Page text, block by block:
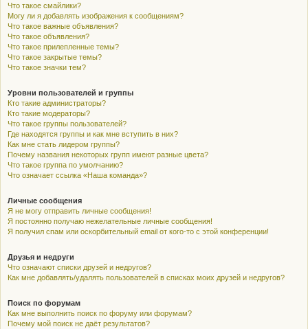
Что такое смайлики?
Могу ли я добавлять изображения к сообщениям?
Что такое важные объявления?
Что такое объявления?
Что такое прилепленные темы?
Что такое закрытые темы?
Что такое значки тем?
Уровни пользователей и группы
Кто такие администраторы?
Кто такие модераторы?
Что такое группы пользователей?
Где находятся группы и как мне вступить в них?
Как мне стать лидером группы?
Почему названия некоторых групп имеют разные цвета?
Что такое группа по умолчанию?
Что означает ссылка «Наша команда»?
Личные сообщения
Я не могу отправить личные сообщения!
Я постоянно получаю нежелательные личные сообщения!
Я получил спам или оскорбительный email от кого-то с этой конференции!
Друзья и недруги
Что означают списки друзей и недругов?
Как мне добавлять/удалять пользователей в списках моих друзей и недругов?
Поиск по форумам
Как мне выполнить поиск по форуму или форумам?
Почему мой поиск не даёт результатов?